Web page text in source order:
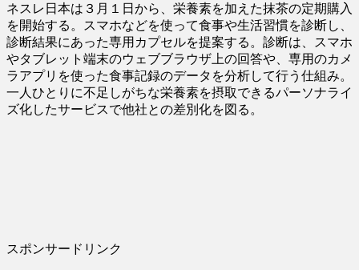
ネスレ日本は３月１日から、栄養素を加えた抹茶の定期購入
を開始する。スマホなどを使って食事や生活習慣を診断し、
診断結果にあった専用カプセルを提案する。診断は、スマホ
やタブレット端末のウェブブラウザ上の回答や、専用のカメ
ラアプリを使った食事記録のデータを分析して行う仕組み。
一人ひとりに不足しがちな栄養素を摂取できるパーソナライ
ズ化したサービスで他社との差別化を図る。
スポンサードリンク